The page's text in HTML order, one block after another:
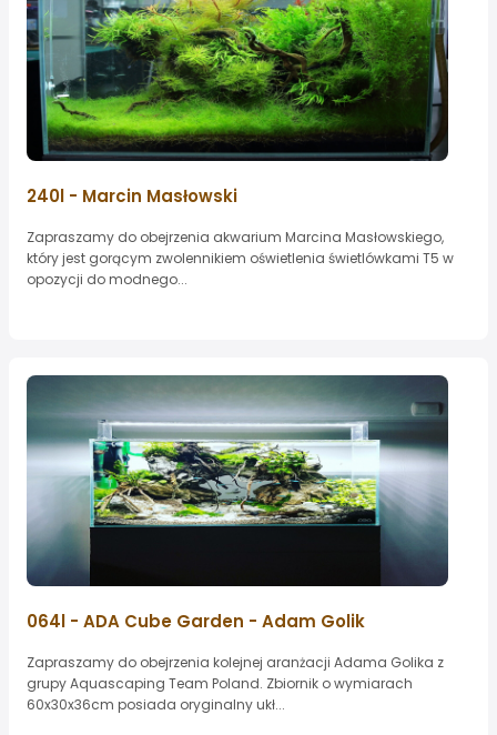
240l - Marcin Masłowski
Zapraszamy do obejrzenia akwarium Marcina Masłowskiego,
który jest gorącym zwolennikiem oświetlenia świetlówkami T5 w
opozycji do modnego...
064l - ADA Cube Garden - Adam Golik
Zapraszamy do obejrzenia kolejnej aranżacji Adama Golika z
grupy Aquascaping Team Poland. Zbiornik o wymiarach
60x30x36cm posiada oryginalny ukł...